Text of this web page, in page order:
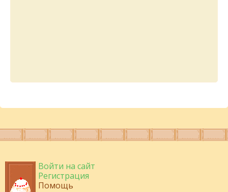
Войти на сайт
Регистрация
Помощь